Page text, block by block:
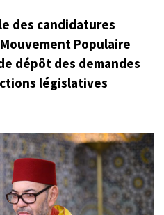
des candidatures
Populaire
dépôt des demandes
législatives